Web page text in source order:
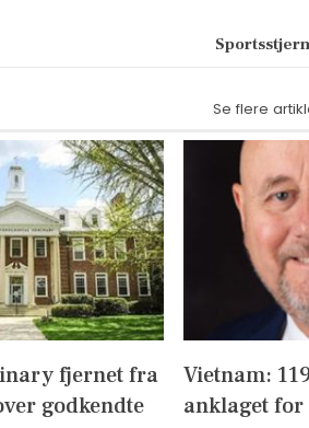
Se flere
fjernet fra
godkendte
Vietnam:
anklaget for